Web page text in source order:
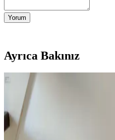
Yorum
Ayrıca Bakınız
Türkiye’de Elektrikli
Yasal, Teknik ve Alışveriş
Türkiye’de elektrikli bisiklet
motor gücü ve fiyat gibi faktörlere
ekonomik ve çevreci ulaşım sağlar.